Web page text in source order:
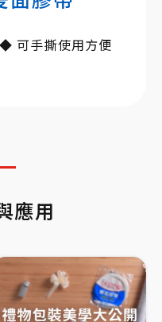
可手撕使用方便
應用